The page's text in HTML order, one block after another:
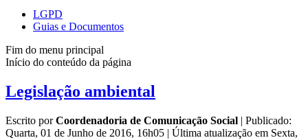
LGPD
Guias e Documentos
Fim do menu principal
Início do conteúdo da página
Legislação ambiental
Escrito porCoordenadoria de Comunicação Social | Publicado:
Quarta, 01 de Junho de 2016, 16h05 | Última atualização em Sexta,